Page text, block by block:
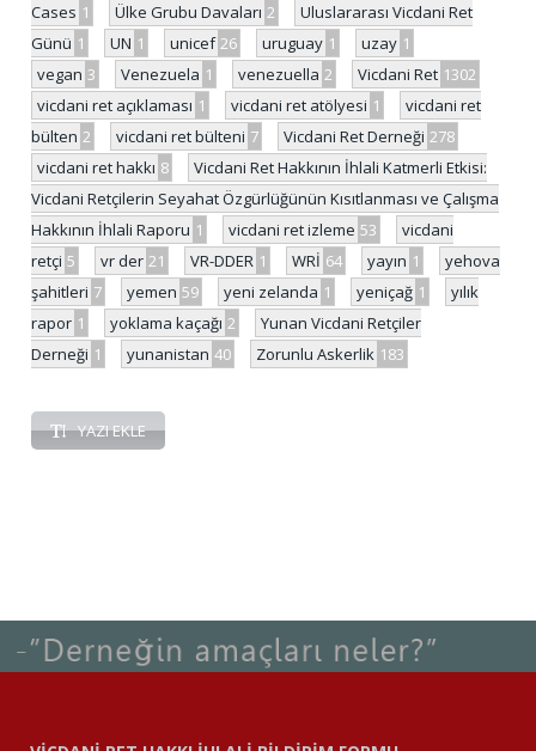
Cases 1 Ülke Grubu Davaları 2
Uluslararası Vicdani Ret
Günü 1 UN 1 unicef 26 uruguay 1 uzay 1
vegan 3 Venezuela 1 venezuella 2 Vicdani Ret 1302
vicdani ret açıklaması 1 vicdani ret atölyesi 1
vicdani ret
bülten 2 vicdani ret bülteni 7 Vicdani Ret Derneği 278
vicdani ret hakkı 8
Vicdani Ret Hakkının İhlali Katmerli Etkisi:
Vicdani Retçilerin Seyahat Özgürlüğünün Kısıtlanması ve Çalışma
Hakkının İhlali Raporu 1 vicdani ret izleme 53
vicdani
retçi 5 vr der 21 VR-DDER 1 WRİ 64 yayın 1
yehova
şahitleri 7 yemen 59 yeni zelanda 1 yeniçağ 1
yılık
rapor 1 yoklama kaçağı 2
Yunan Vicdani Retçiler
Derneği 1 yunanistan 40 Zorunlu Askerlik 183
YAZI EKLE